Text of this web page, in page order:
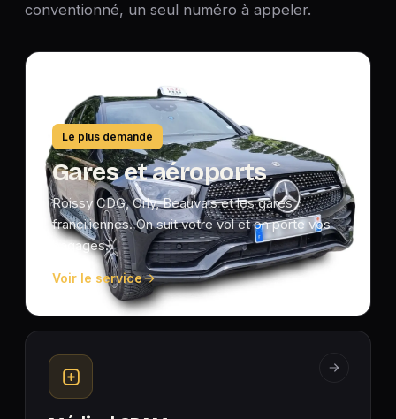
conventionné, un seul numéro à appeler.
Le plus demandé
Gares et aéroports
Roissy CDG, Orly, Beauvais et les gares
franciliennes. On suit votre vol et on porte vos
bagages.
Voir le service